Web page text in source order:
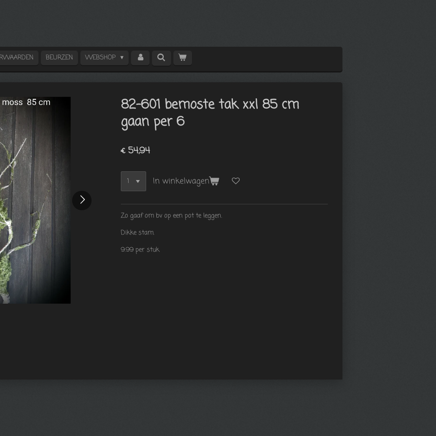
BEURZEN WEBSHOP
82-601 bemoste tak xxl 85 cm
gaan per 6
€ 54,94
In winkelwagen
Zo gaaf om bv op een pot te leggen.
Dikke stam.
9.99 per stuk